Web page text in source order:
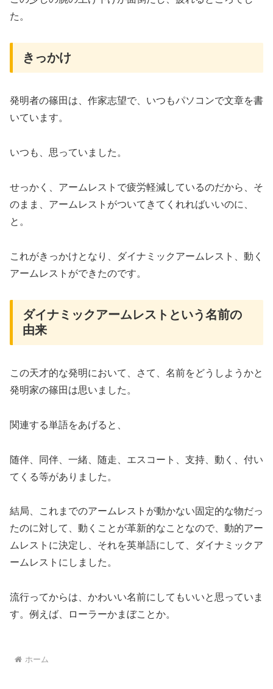
た。
きっかけ
発明者の篠田は、作家志望で、いつもパソコンで文章を書
いています。
いつも、思っていました。
せっかく、アームレストで疲労軽減しているのだから、そ
のまま、アームレストがついてきてくれればいいのに、
と。
これがきっかけとなり、ダイナミックアームレスト、動く
アームレストができたのです。
ダイナミックアームレストという名前の
由来
この天才的な発明において、さて、名前をどうしようかと
発明家の篠田は思いました。
関連する単語をあげると、
随伴、同伴、一緒、随走、エスコート、支持、動く、付い
てくる等がありました。
結局、これまでのアームレストが動かない固定的な物だっ
たのに対して、動くことが革新的なことなので、動的アー
ムレストに決定し、それを英単語にして、ダイナミックア
ームレストにしました。
流行ってからは、かわいい名前にしてもいいと思っていま
す。例えば、ローラーかまぼことか。
ホーム